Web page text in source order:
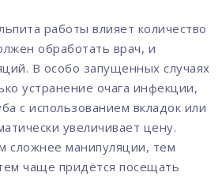
работы влияет количество
обработать врач, и
В особо запущенных случаях
устранение очага инфекции,
с использованием вкладок или
увеличивает цену.
сложнее манипуляции, тем
чаще придётся посещать